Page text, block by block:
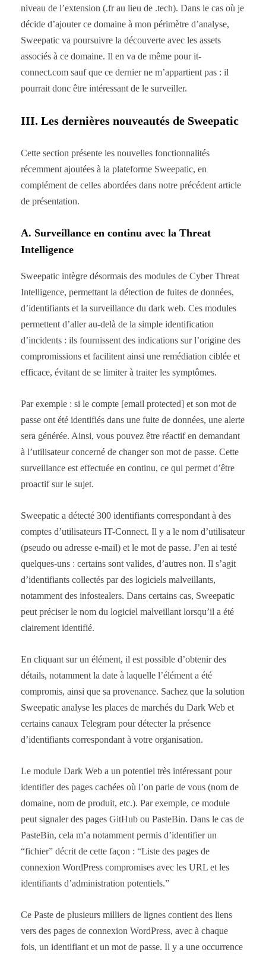
niveau de l’extension (.fr au lieu de .tech). Dans le cas où je
décide d’ajouter ce domaine à mon périmètre d’analyse,
Sweepatic va poursuivre la découverte avec les assets
associés à ce domaine. Il en va de même pour it-
connect.com sauf que ce dernier ne m’appartient pas : il
pourrait donc être intéressant de le surveiller.
III. Les dernières nouveautés de Sweepatic
Cette section présente les nouvelles fonctionnalités
récemment ajoutées à la plateforme Sweepatic, en
complément de celles abordées dans notre précédent article
de présentation.
A. Surveillance en continu avec la Threat
Intelligence
Sweepatic intègre désormais des modules de Cyber Threat
Intelligence, permettant la détection de fuites de données,
d’identifiants et la surveillance du dark web. Ces modules
permettent d’aller au-delà de la simple identification
d’incidents : ils fournissent des indications sur l’origine des
compromissions et facilitent ainsi une remédiation ciblée et
efficace, évitant de se limiter à traiter les symptômes.
Par exemple : si le compte [email protected] et son mot de
passe ont été identifiés dans une fuite de données, une alerte
sera générée. Ainsi, vous pouvez être réactif en demandant
à l’utilisateur concerné de changer son mot de passe. Cette
surveillance est effectuée en continu, ce qui permet d’être
proactif sur le sujet.
Sweepatic a détecté 300 identifiants correspondant à des
comptes d’utilisateurs IT-Connect. Il y a le nom d’utilisateur
(pseudo ou adresse e-mail) et le mot de passe. J’en ai testé
quelques-uns : certains sont valides, d’autres non. Il s’agit
d’identifiants collectés par des logiciels malveillants,
notamment des infostealers. Dans certains cas, Sweepatic
peut préciser le nom du logiciel malveillant lorsqu’il a été
clairement identifié.
En cliquant sur un élément, il est possible d’obtenir des
détails, notamment la date à laquelle l’élément a été
compromis, ainsi que sa provenance. Sachez que la solution
Sweepatic analyse les places de marchés du Dark Web et
certains canaux Telegram pour détecter la présence
d’identifiants correspondant à votre organisation.
Le module Dark Web a un potentiel très intéressant pour
identifier des pages cachées où l’on parle de vous (nom de
domaine, nom de produit, etc.). Par exemple, ce module
peut signaler des pages GitHub ou PasteBin. Dans le cas de
PasteBin, cela m’a notamment permis d’identifier un
“fichier” décrit de cette façon : “Liste des pages de
connexion WordPress compromises avec les URL et les
identifiants d’administration potentiels.”
Ce Paste de plusieurs milliers de lignes contient des liens
vers des pages de connexion WordPress, avec à chaque
fois, un identifiant et un mot de passe. Il y a une occurrence